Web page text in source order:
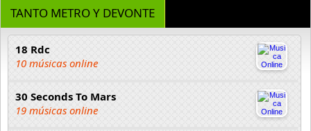
TANTO METRO Y DEVONTE
18 Rdc
10 músicas online
30 Seconds To Mars
19 músicas online